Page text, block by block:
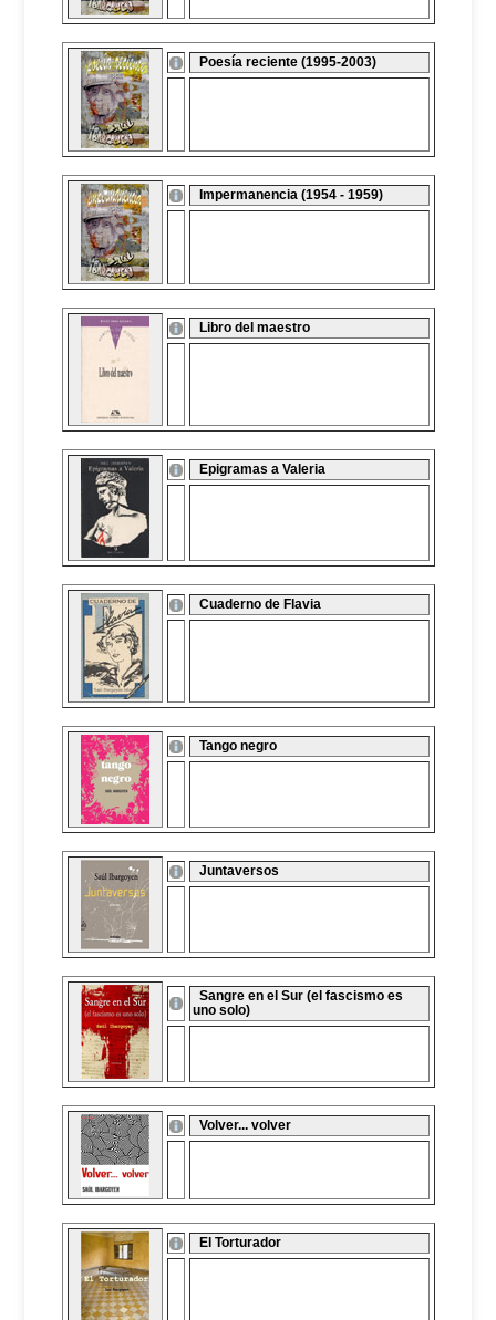
Poesía reciente (1995-2003)
Impermanencia (1954 - 1959)
Libro del maestro
Epigramas a Valeria
Cuaderno de Flavia
Tango negro
Juntaversos
Sangre en el Sur (el fascismo es
uno solo)
Volver... volver
El Torturador